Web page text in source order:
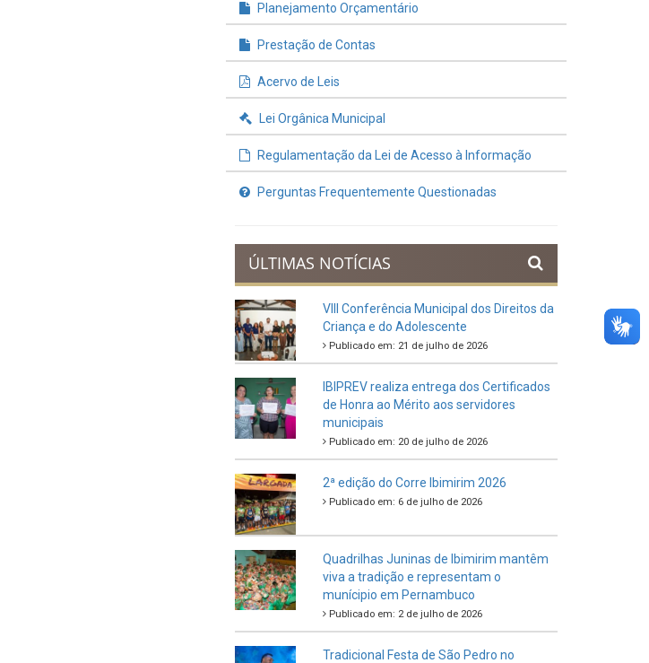
Planejamento Orçamentário
Prestação de Contas
Acervo de Leis
Lei Orgânica Municipal
Regulamentação da Lei de Acesso à Informação
Perguntas Frequentemente Questionadas
ÚLTIMAS NOTÍCIAS
VIII Conferência Municipal dos Direitos da
Criança e do Adolescente
Publicado em: 21 de julho de 2026
IBIPREV realiza entrega dos Certificados
de Honra ao Mérito aos servidores
municipais
Publicado em: 20 de julho de 2026
2ª edição do Corre Ibimirim 2026
Publicado em: 6 de julho de 2026
Quadrilhas Juninas de Ibimirim mantêm
viva a tradição e representam o
munícipio em Pernambuco
Publicado em: 2 de julho de 2026
Tradicional Festa de São Pedro no